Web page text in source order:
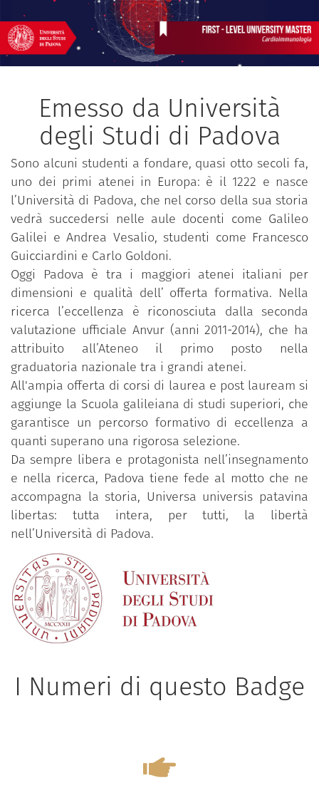
Emesso da Università
degli Studi di Padova
Sono alcuni studenti a fondare, quasi otto secoli fa,
uno dei primi atenei in Europa: è il 1222 e nasce
l’Università di Padova, che nel corso della sua storia
vedrà succedersi nelle aule docenti come Galileo
Galilei e Andrea Vesalio, studenti come Francesco
Guicciardini e Carlo Goldoni.
Oggi Padova è tra i maggiori atenei italiani per
dimensioni e qualità dell’ offerta formativa. Nella
ricerca l’eccellenza è riconosciuta dalla seconda
valutazione ufficiale Anvur (anni 2011-2014), che ha
attribuito all’Ateneo il primo posto nella
graduatoria nazionale tra i grandi atenei.
All'ampia offerta di corsi di laurea e post lauream si
aggiunge la Scuola galileiana di studi superiori, che
garantisce un percorso formativo di eccellenza a
quanti superano una rigorosa selezione.
Da sempre libera e protagonista nell’insegnamento
e nella ricerca, Padova tiene fede al motto che ne
accompagna la storia, Universa universis patavina
libertas: tutta intera, per tutti, la libertà
nell’Università di Padova.
I Numeri di questo Badge